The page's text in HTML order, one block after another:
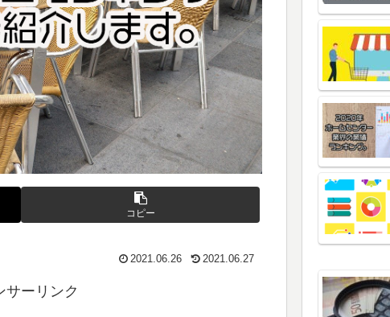
コピー
2021.06.26 2021.06.27
サーリンク